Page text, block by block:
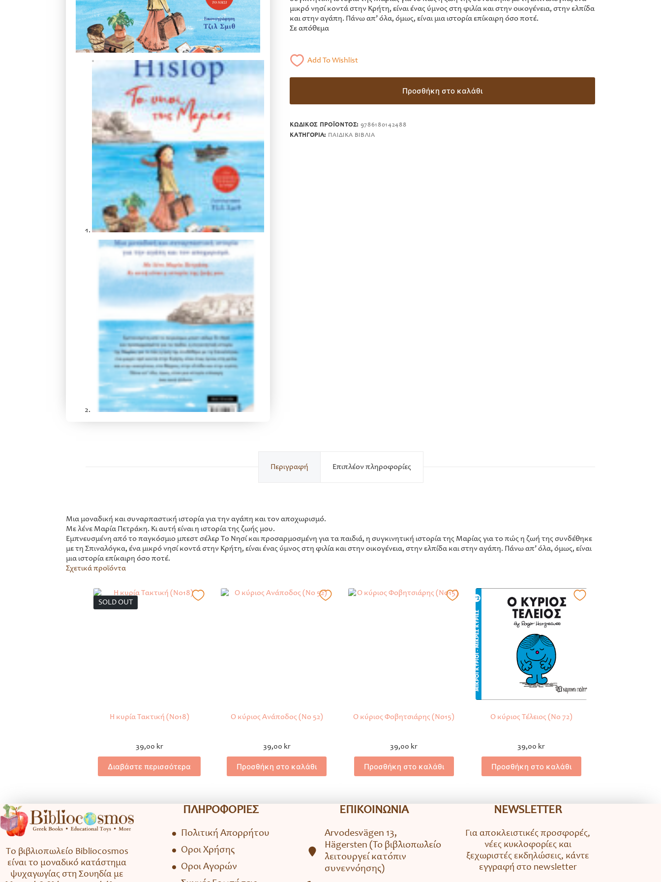
μικρό νησί κοντά στην Κρήτη, είναι ένας ύμνος στη φιλία και στην οικογένεια, στην ελπίδα
και στην αγάπη. Πάνω απ’ όλα, όμως, είναι μια ιστορία επίκαιρη όσο ποτέ.
Σε απόθεμα
Add To Wishlist
Προσθήκη στο καλάθι
ΚΩΔΙΚΌΣ ΠΡΟΪΌΝΤΟΣ: 9786180142488
ΚΑΤΗΓΟΡΊΑ: ΠΑΙΔΙΚΆ ΒΙΒΛΊΑ
Περιγραφή Επιπλέον πληροφορίες
Μια μοναδική και συναρπαστική ιστορία για την αγάπη και τον αποχωρισμό.
Με λένε Μαρία Πετράκη. Κι αυτή είναι η ιστορία της ζωής μου.
Εμπνευσμένη από το παγκόσμιο μπεστ σέλερ Το Νησί και προσαρμοσμένη για τα παιδιά, η συγκινητική ιστορία της Μαρίας για το πώς η ζωή της συνδέθηκε
με τη Σπιναλόγκα, ένα μικρό νησί κοντά στην Κρήτη, είναι ένας ύμνος στη φιλία και στην οικογένεια, στην ελπίδα και στην αγάπη. Πάνω απ’ όλα, όμως, είναι
μια ιστορία επίκαιρη όσο ποτέ.
Σχετικά προϊόντα
SOLD OUT
Η κυρία Τακτική (No18)
39,00 kr
Διαβάστε περισσότερα
Ο κύριος Ανάποδος (Νο 52)
39,00 kr
Προσθήκη στο καλάθι
Ο κύριος Φοβητσιάρης (No15)
39,00 kr
Προσθήκη στο καλάθι
Ο κύριος Τέλειος (Νο 72)
39,00 kr
Προσθήκη στο καλάθι
Το βιβλιοπωλείο Bibliocosmos
είναι το μοναδικό κατάστημα
ψυχαγωγίας στη Σουηδία με
ΠΛΗΡΟΦΟΡΙΕΣ
Πολιτική Απορρήτου
Όροι Χρήσης
Όροι Αγορών
ΕΠΙΚΟΙΝΩΝΙΑ
Arvodesvägen 13,
Hägersten (To βιβλιοπωλείο
λειτουργεί κατόπιν
συνεννόησης)
NEWSLETTER
Για αποκλειστικές προσφορές,
νέες κυκλοφορίες και
ξεχωριστές εκδηλώσεις, κάντε
εγγραφή στο newsletter